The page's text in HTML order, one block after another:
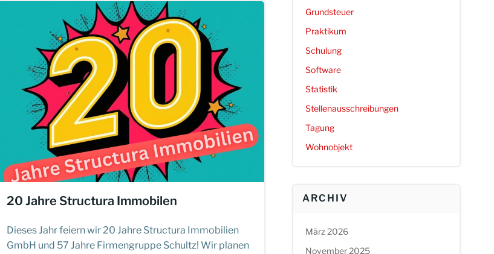
20 Jahre Structura Immobilen
Dieses Jahr feiern wir 20 Jahre Structura Immobilien
GmbH und 57 Jahre Firmengruppe Schultz! Wir planen
Grundsteuer
Praktikum
Schulung
Software
Statistik
Stellenausschreibungen
Tagung
Wohnobjekt
ARCHIV
März 2026
November 2025